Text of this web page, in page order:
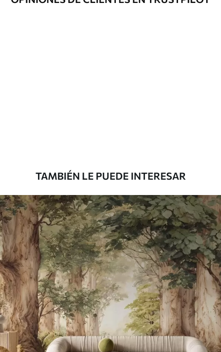
Método de
Hasta 360 cm de altura: aplicación sin
12.77$7.66/sq ft
TAMBIÉN LE PUEDE INTERESAR